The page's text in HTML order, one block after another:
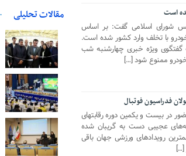
است
شورای اسلامی گفت: بر اساس
با تخلف وارد کشور شده است.
گفتگوی ویژه خبری چهارشنبه شب
ممنوع شود […]
فدراسیون فوتبال
در بیست و یکمین دوره رقابتهای
عجیبی دست به گریبان شده
رویدادهای ورزشی جهان باقی
[…]
مقالات تحلیلی